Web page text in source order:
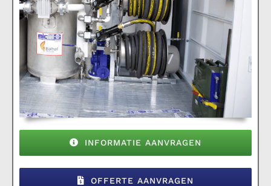
INFORMATIE AANVRAGEN
OFFERTE AANVRAGEN